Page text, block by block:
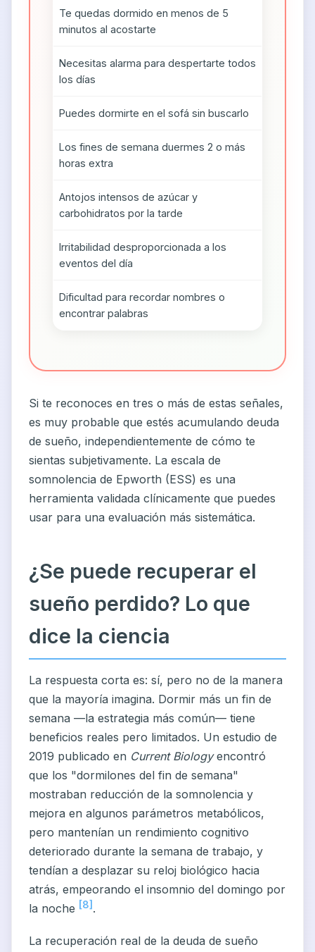
Te quedas dormido en menos de 5
minutos al acostarte
Necesitas alarma para despertarte todos
los días
Puedes dormirte en el sofá sin buscarlo
Los fines de semana duermes 2 o más
horas extra
Antojos intensos de azúcar y
carbohidratos por la tarde
Irritabilidad desproporcionada a los
eventos del día
Dificultad para recordar nombres o
encontrar palabras
Si te reconoces en tres o más de estas señales,
es muy probable que estés acumulando deuda
de sueño, independientemente de cómo te
sientas subjetivamente. La escala de
somnolencia de Epworth (ESS) es una
herramienta validada clínicamente que puedes
usar para una evaluación más sistemática.
¿Se puede recuperar el
sueño perdido? Lo que
dice la ciencia
La respuesta corta es: sí, pero no de la manera
que la mayoría imagina. Dormir más un fin de
semana —la estrategia más común— tiene
beneficios reales pero limitados. Un estudio de
2019 publicado en Current Biologyencontró
que los "dormilones del fin de semana"
mostraban reducción de la somnolencia y
mejora en algunos parámetros metabólicos,
pero mantenían un rendimiento cognitivo
deteriorado durante la semana de trabajo, y
tendían a desplazar su reloj biológico hacia
atrás, empeorando el insomnio del domingo por
la noche [8] .
La recuperación real de la deuda de sueño